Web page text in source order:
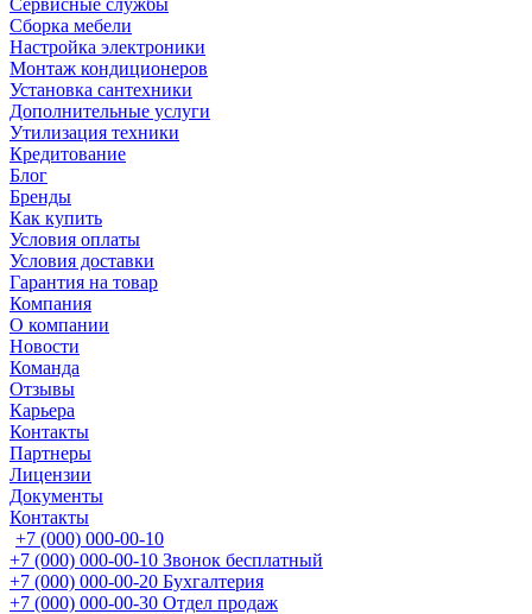
Сервисные службы
Сборка мебели
Настройка электроники
Монтаж кондиционеров
Установка сантехники
Дополнительные услуги
Утилизация техники
Кредитование
Блог
Бренды
Как купить
Условия оплаты
Условия доставки
Гарантия на товар
Компания
О компании
Новости
Команда
Отзывы
Карьера
Контакты
Партнеры
Лицензии
Документы
Контакты
+7 (000) 000-00-10
+7 (000) 000-00-10 Звонок бесплатный
+7 (000) 000-00-20 Бухгалтерия
+7 (000) 000-00-30 Отдел продаж